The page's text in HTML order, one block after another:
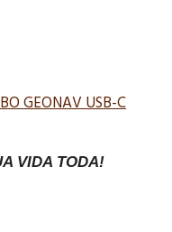
GEONAV USB-C
VIDA TODA!